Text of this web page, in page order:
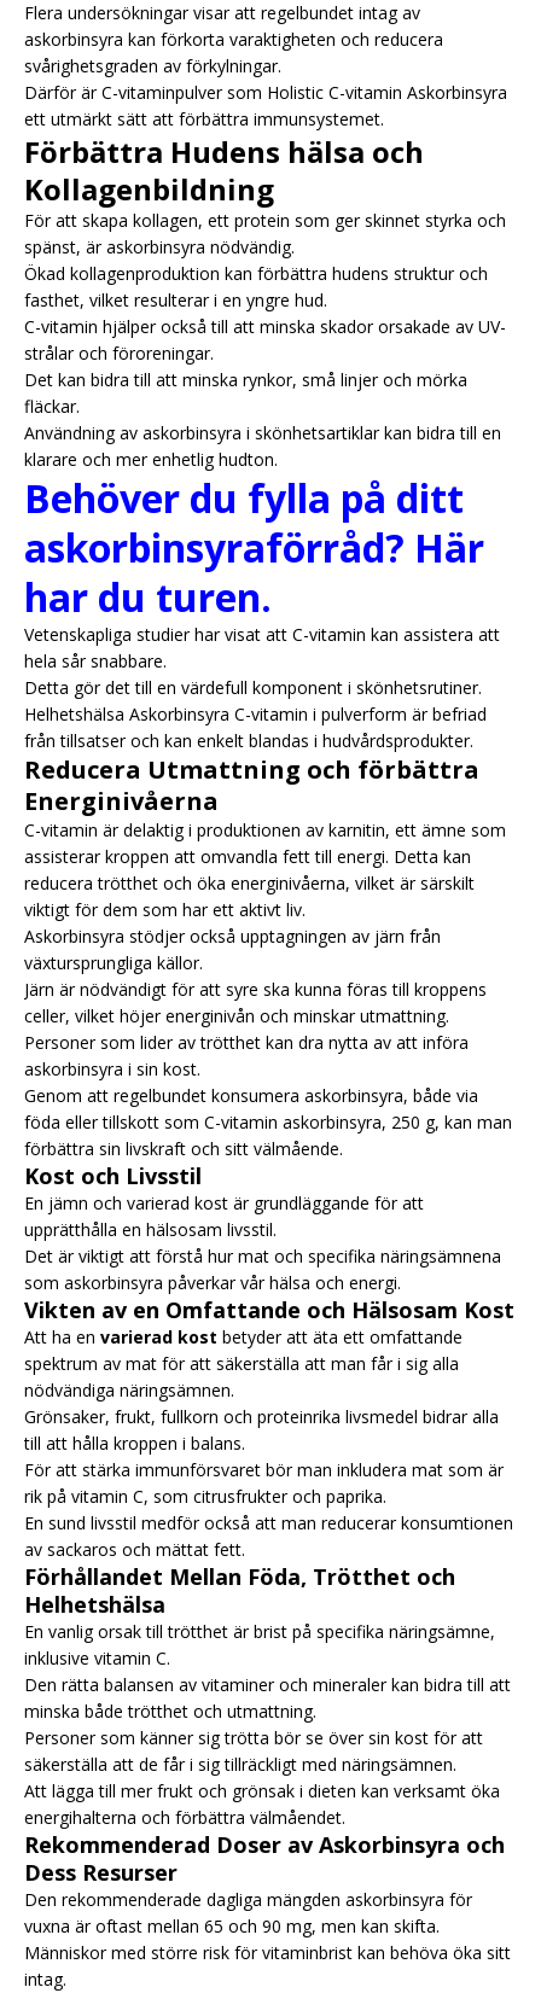
Flera undersökningar visar att regelbundet intag av
askorbinsyra kan förkorta varaktigheten och reducera
svårighetsgraden av förkylningar.
Därför är C-vitaminpulver som Holistic C-vitamin Askorbinsyra
ett utmärkt sätt att förbättra immunsystemet.
Förbättra Hudens hälsa och
Kollagenbildning
För att skapa kollagen, ett protein som ger skinnet styrka och
spänst, är askorbinsyra nödvändig.
Ökad kollagenproduktion kan förbättra hudens struktur och
fasthet, vilket resulterar i en yngre hud.
C-vitamin hjälper också till att minska skador orsakade av UV-
strålar och föroreningar.
Det kan bidra till att minska rynkor, små linjer och mörka
fläckar.
Användning av askorbinsyra i skönhetsartiklar kan bidra till en
klarare och mer enhetlig hudton.
Behöver du fylla på ditt
askorbinsyraförråd? Här
har du turen.
Vetenskapliga studier har visat att C-vitamin kan assistera att
hela sår snabbare.
Detta gör det till en värdefull komponent i skönhetsrutiner.
Helhetshälsa Askorbinsyra C-vitamin i pulverform är befriad
från tillsatser och kan enkelt blandas i hudvårdsprodukter.
Reducera Utmattning och förbättra
Energinivåerna
C-vitamin är delaktig i produktionen av karnitin, ett ämne som
assisterar kroppen att omvandla fett till energi. Detta kan
reducera trötthet och öka energinivåerna, vilket är särskilt
viktigt för dem som har ett aktivt liv.
Askorbinsyra stödjer också upptagningen av järn från
växtursprungliga källor.
Järn är nödvändigt för att syre ska kunna föras till kroppens
celler, vilket höjer energinivån och minskar utmattning.
Personer som lider av trötthet kan dra nytta av att införa
askorbinsyra i sin kost.
Genom att regelbundet konsumera askorbinsyra, både via
föda eller tillskott som C-vitamin askorbinsyra, 250 g, kan man
förbättra sin livskraft och sitt välmående.
Kost och Livsstil
En jämn och varierad kost är grundläggande för att
upprätthålla en hälsosam livsstil.
Det är viktigt att förstå hur mat och specifika näringsämnena
som askorbinsyra påverkar vår hälsa och energi.
Vikten av en Omfattande och Hälsosam Kost
Att ha en varierad kost betyder att äta ett omfattande
spektrum av mat för att säkerställa att man får i sig alla
nödvändiga näringsämnen.
Grönsaker, frukt, fullkorn och proteinrika livsmedel bidrar alla
till att hålla kroppen i balans.
För att stärka immunförsvaret bör man inkludera mat som är
rik på vitamin C, som citrusfrukter och paprika.
En sund livsstil medför också att man reducerar konsumtionen
av sackaros och mättat fett.
Förhållandet Mellan Föda, Trötthet och
Helhetshälsa
En vanlig orsak till trötthet är brist på specifika näringsämne,
inklusive vitamin C.
Den rätta balansen av vitaminer och mineraler kan bidra till att
minska både trötthet och utmattning.
Personer som känner sig trötta bör se över sin kost för att
säkerställa att de får i sig tillräckligt med näringsämnen.
Att lägga till mer frukt och grönsak i dieten kan verksamt öka
energihalterna och förbättra välmåendet.
Rekommenderad Doser av Askorbinsyra och
Dess Resurser
Den rekommenderade dagliga mängden askorbinsyra för
vuxna är oftast mellan 65 och 90 mg, men kan skifta.
Människor med större risk för vitaminbrist kan behöva öka sitt
intag.